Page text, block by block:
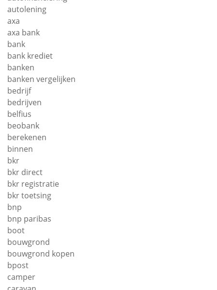
autolening
axa
axa bank
bank
bank krediet
banken
banken vergelijken
bedrijf
bedrijven
belfius
beobank
berekenen
binnen
bkr
bkr direct
bkr registratie
bkr toetsing
bnp
bnp paribas
boot
bouwgrond
bouwgrond kopen
bpost
camper